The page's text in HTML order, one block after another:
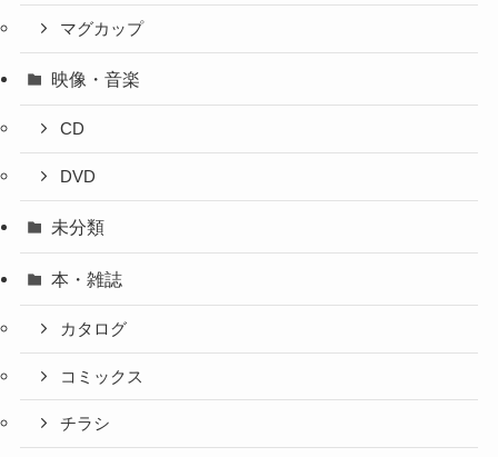
マグカップ
映像・音楽
CD
DVD
未分類
本・雑誌
カタログ
コミックス
チラシ